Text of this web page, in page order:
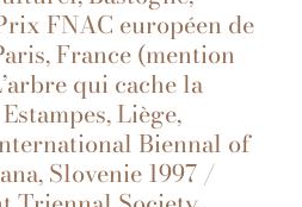
FNAC européen de
France (mention
qui cache la
Liège,
Biennal of
Slovenie 1997 /